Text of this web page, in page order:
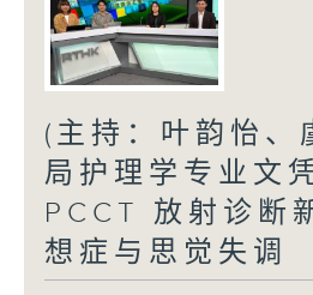
(主持：叶韵怡、
局护理学专业文
PCCT 放射诊断
想症与思觉失调